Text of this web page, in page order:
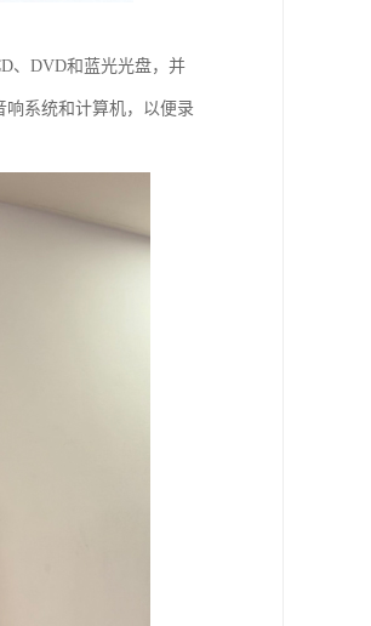
、DVD和蓝光光盘，并
响系统和计算机，以便录